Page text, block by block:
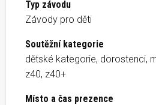
Typ závodu
Závody pro děti
Soutěžní kategorie
dětské kategorie, dorostenci,
z40, z40+
Místo a čas prezence